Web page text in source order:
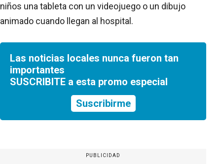
niños una tableta con un videojuego o un dibujo
animado cuando llegan al hospital.
Las noticias locales nunca fueron tan
importantes
SUSCRIBITE a esta promo especial
Suscribirme
PUBLICIDAD